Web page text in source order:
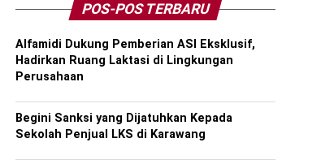
POS-POS TERBARU
Alfamidi Dukung Pemberian ASI Eksklusif,
Hadirkan Ruang Laktasi di Lingkungan
Perusahaan
Begini Sanksi yang Dijatuhkan Kepada
Sekolah Penjual LKS di Karawang